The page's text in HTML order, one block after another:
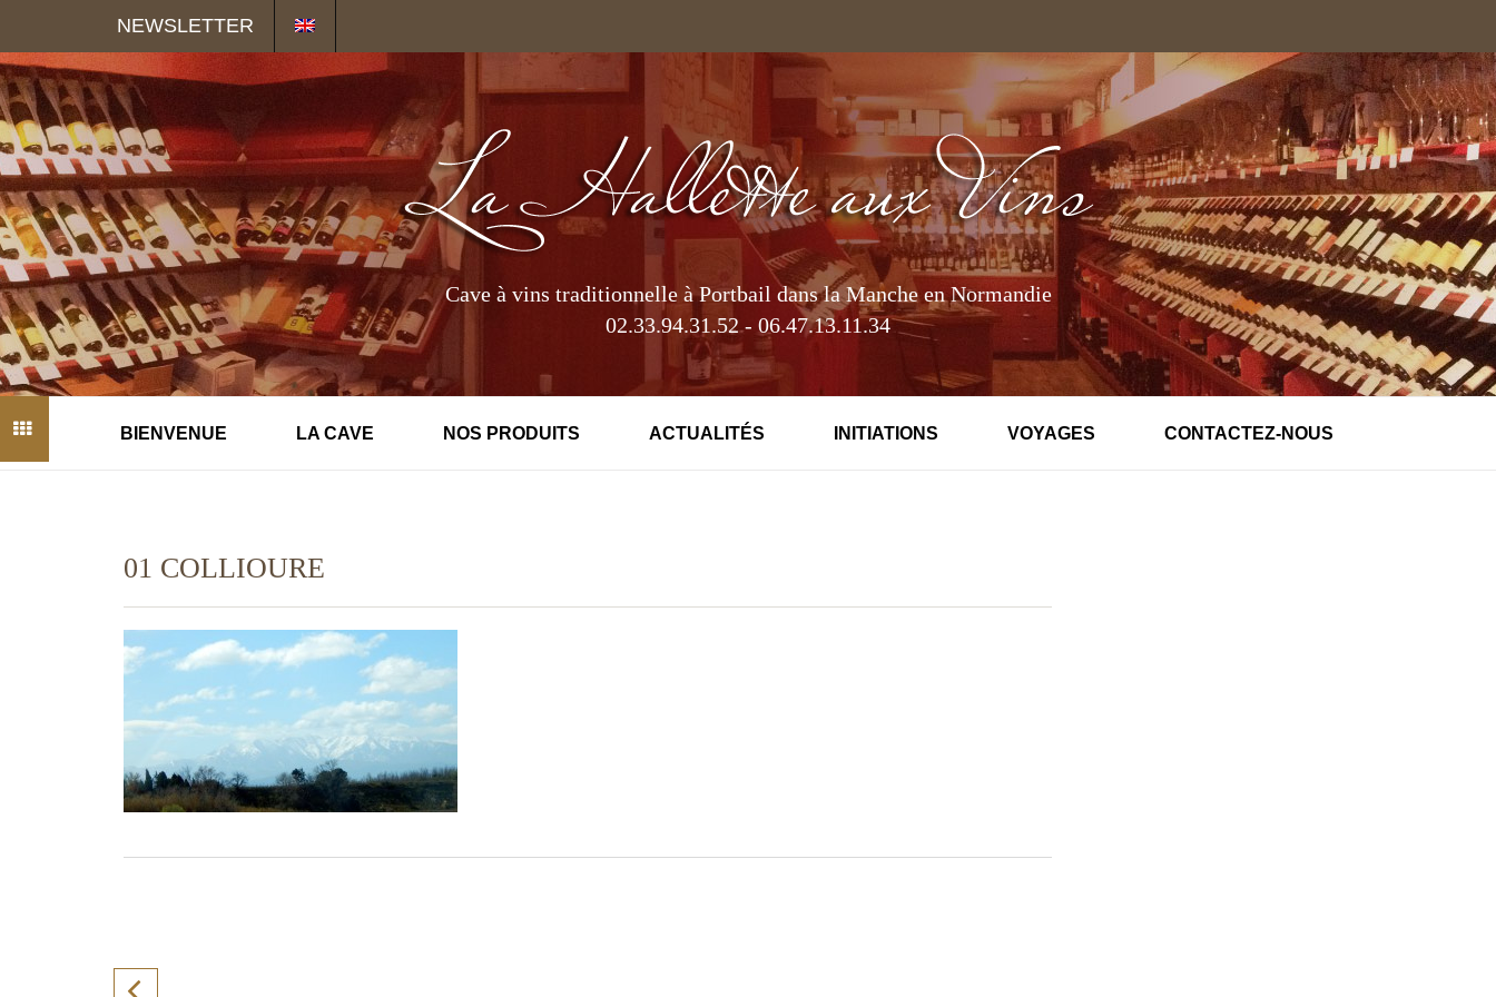
NEWSLETTER
Cave à vins traditionnelle à Portbail dans la Manche en Normandie
02.33.94.31.52 - 06.47.13.11.34
BIENVENUE LA CAVE NOS PRODUITS ACTUALITÉS INITIATIONS VOYAGES CONTACTEZ-NOUS
01 COLLIOURE
Panneau de gestion des cookies